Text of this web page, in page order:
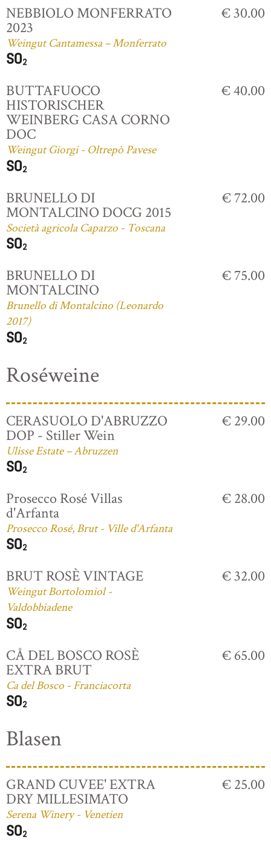
NEBBIOLO MONFERRATO
2023
Weingut Cantamessa – Monferrato
€ 30.00
BUTTAFUOCO
HISTORISCHER
WEINBERG CASA CORNO
DOC
Weingut Giorgi - Oltrepò Pavese
€ 40.00
BRUNELLO DI
MONTALCINO DOCG 2015
Società agricola Caparzo - Toscana
€ 72.00
BRUNELLO DI
MONTALCINO
Brunello di Montalcino (Leonardo
2017)
€ 75.00
Roséweine
CERASUOLO D'ABRUZZO
DOP - Stiller Wein
Ulisse Estate – Abruzzen
€ 29.00
Prosecco Rosé Villas
d'Arfanta
Prosecco Rosé, Brut - Ville d'Arfanta
€ 28.00
BRUT ROSÈ VINTAGE
Weingut Bortolomiol -
Valdobbiadene
€ 32.00
CÅ DEL BOSCO ROSÈ
EXTRA BRUT
Ca del Bosco - Franciacorta
€ 65.00
Blasen
GRAND CUVEE' EXTRA
DRY MILLESIMATO
Serena Winery - Venetien
€ 25.00